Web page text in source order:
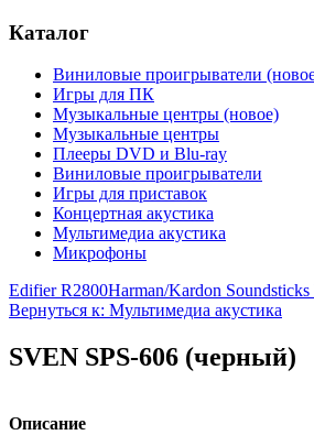
Каталог
Виниловые проигрыватели
Игры для ПК
Музыкальные центры (новое)
Музыкальные центры
Плееры DVD и Blu-ray
Виниловые проигрыватели
Игры для приставок
Концертная акустика
Мультимедиа акустика
Микрофоны
Edifier R2800Harman/Kardon Soundsticks
Вернуться к: Мультимедиа акустика
SVEN SPS-606 (черный)
Описание